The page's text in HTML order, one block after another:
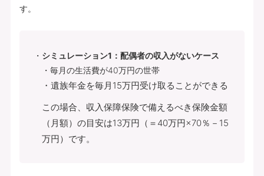
す。
シミュレーション1：配偶者の収入がないケース
・毎月の生活費が40万円の世帯
・遺族年金を毎月15万円受け取ることができる
この場合、収入保障保険で備えるべき保険金額
（月額）の目安は13万円（＝40万円×70％－15
万円）です。